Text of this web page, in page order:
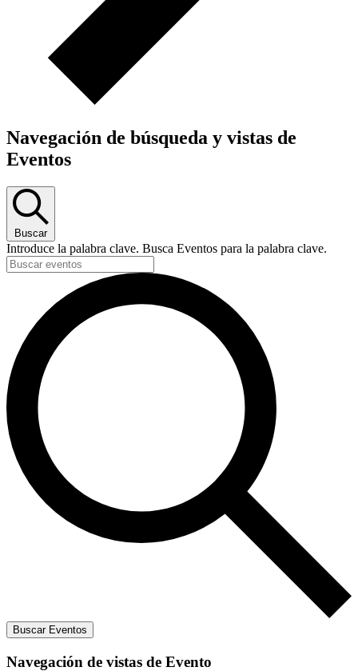
Navegación de búsqueda y vistas de
Eventos
Buscar
Introduce la palabra clave. Busca Eventos para la palabra clave.
Buscar Eventos
Navegación de vistas de Evento